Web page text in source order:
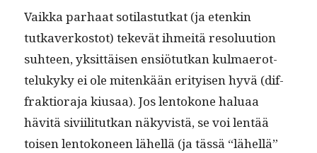
Vaik­ka parhaat soti­las­tutkat (ja etenkin
tutkaverkos­tot) tekevät ihmeitä res­oluu­tion
suh­teen, yksit­täisen ensiö­tutkan kul­maerot­
telukyky ei ole mitenkään eri­tyisen hyvä (dif­
frak­tio­ra­ja kiusaa). Jos lentokone halu­aa
hävitä sivi­il­i­tutkan näkyvistä, se voi lentää
toisen lentokoneen lähel­lä (ja tässä “lähel­lä”